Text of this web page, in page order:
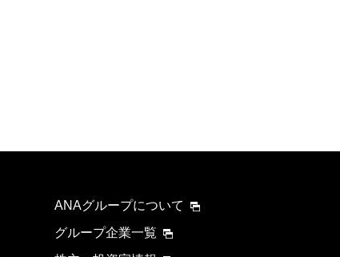
ANAグループについて
グループ企業一覧